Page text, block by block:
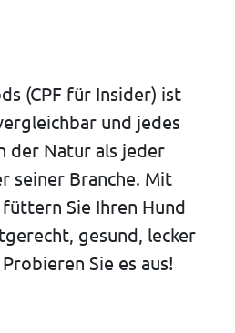
(CPF für Insider) ist
und jedes
der Natur als jeder
seiner Branche. Mit
Sie Ihren Hund
gesund, lecker
Sie es aus!